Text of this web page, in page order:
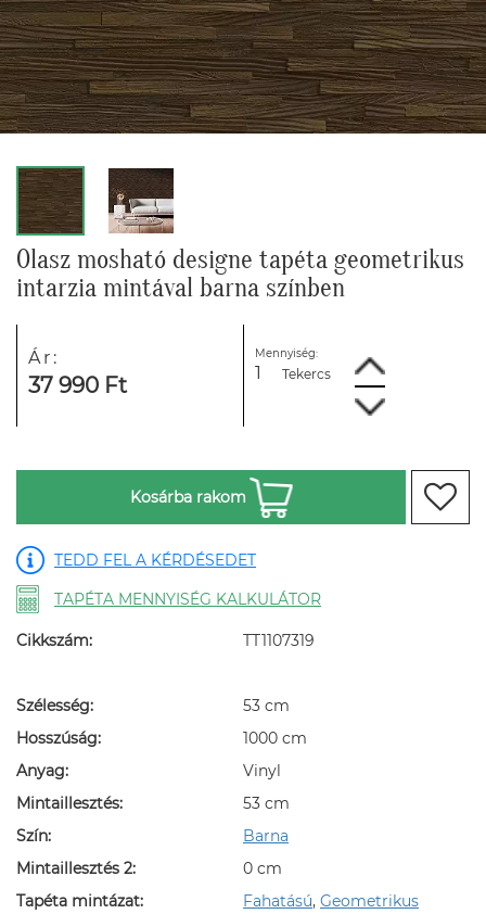
Olasz mosható designe tapéta geometrikus
intarzia mintával barna színben
Ár:
37 990 Ft
Mennyiség:
Tekercs
Kosárba rakom
TEDD FEL A KÉRDÉSEDET
TAPÉTA MENNYISÉG KALKULÁTOR
Cikkszám: TT1107319
Szélesség:
53 cm
Hosszúság:
1000 cm
Anyag:
Vinyl
Mintaillesztés:
53 cm
Szín:
Barna
Mintaillesztés 2:
0 cm
Tapéta mintázat:
Fahatású, Geometrikus